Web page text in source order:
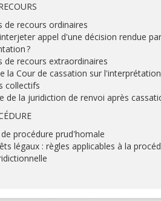
de recours ordinaires
appel d'une décision rendue
?
de recours extraordinaires
la Cour de cassation sur
collectifs
de la juridiction de renvoi après
procédure prud'homale
légaux : règles applicables à la